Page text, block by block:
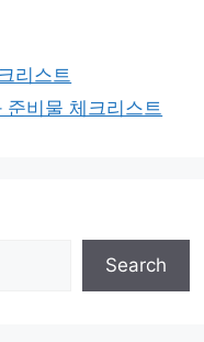
리스트
준비물 체크리스트
Search